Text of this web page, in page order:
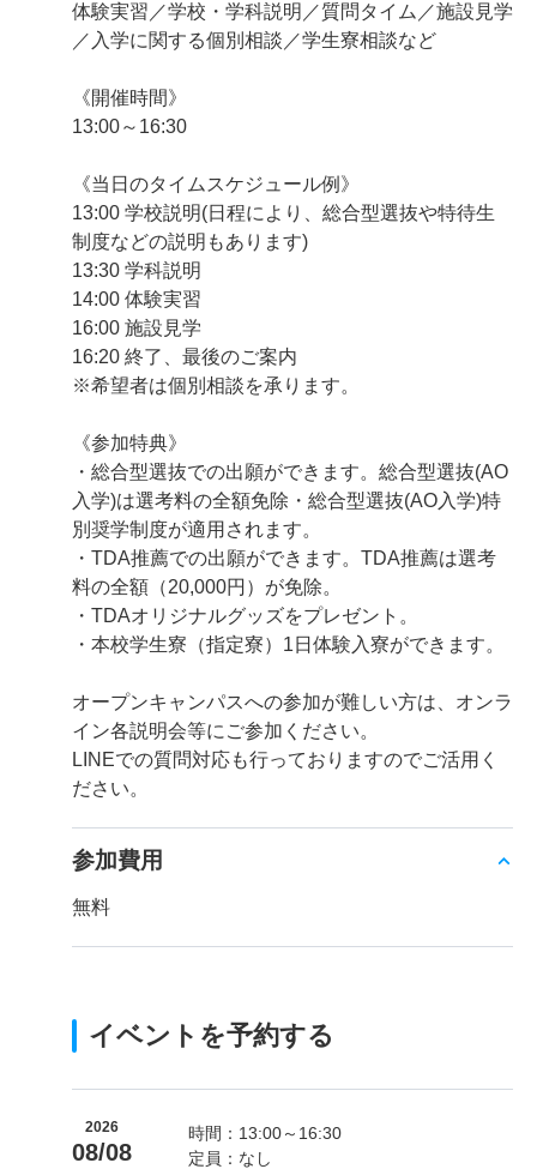
体験実習／学校・学科説明／質問タイム／施設見学
／入学に関する個別相談／学生寮相談など
《開催時間》
13:00～16:30
《当日のタイムスケジュール例》
13:00 学校説明(日程により、総合型選抜や特待生
制度などの説明もあります)
13:30 学科説明
14:00 体験実習
16:00 施設見学
16:20 終了、最後のご案内
※希望者は個別相談を承ります。
《参加特典》
・総合型選抜での出願ができます。総合型選抜(AO
入学)は選考料の全額免除・総合型選抜(AO入学)特
別奨学制度が適用されます。
・TDA推薦での出願ができます。TDA推薦は選考
料の全額（20,000円）が免除。
・TDAオリジナルグッズをプレゼント。
・本校学生寮（指定寮）1日体験入寮ができます。
オープンキャンパスへの参加が難しい方は、オンラ
イン各説明会等にご参加ください。
LINEでの質問対応も行っておりますのでご活用く
ださい。
参加費用
無料
イベントを予約する
2026
08/08
時間：13:00～16:30
定員：なし